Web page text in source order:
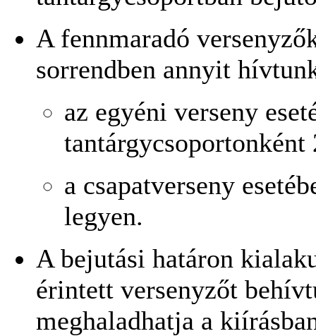
A fennmaradó
sorrendben annyit
az egyéni verseny
a csapatverseny
legyen.
A bejutási határon
érintett versenyzőt
meghaladhatja a